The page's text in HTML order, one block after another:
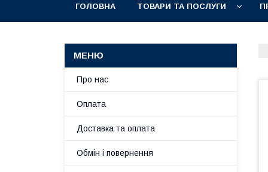
ГОЛОВНА ТОВАРИ ТА ПОСЛУГИ
Про нас
Оплата
Доставка та оплата
Обмін і повернення